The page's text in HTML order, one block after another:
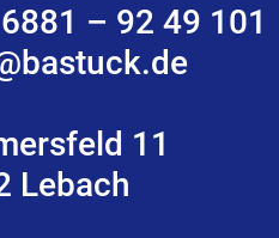
– 92 49 101
11
Lebach